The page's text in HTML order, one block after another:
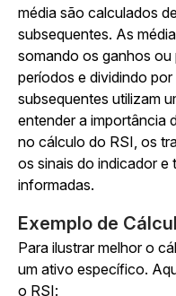
média são calculados
subsequentes. As
somando os ganhos
períodos e dividindo
subsequentes utilizam
entender a importância
no cálculo do RSI, os
os sinais do indicador e
informadas.
Exemplo de
Para ilustrar melhor o
um ativo específico.
o RSI: